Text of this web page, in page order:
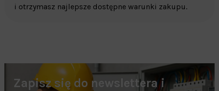
i otrzymasz najlepsze dostępne warunki zakupu.
Zapisz się do newslettera i